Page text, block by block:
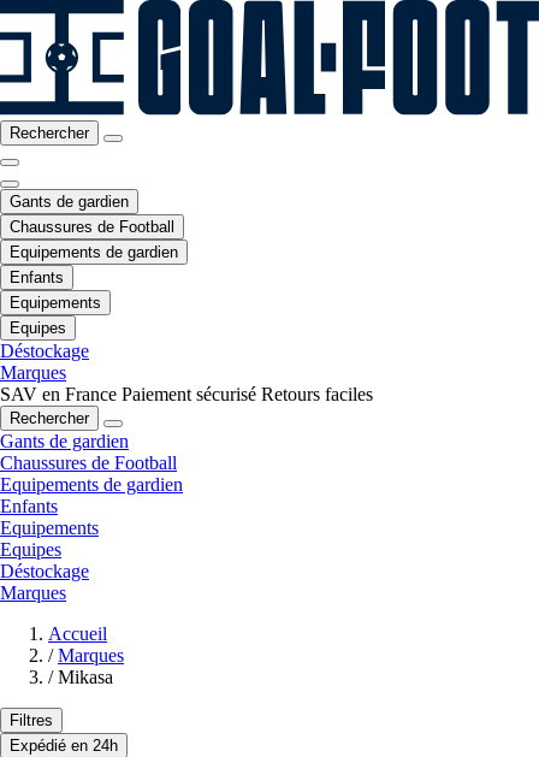
Rechercher
Gants de gardien
Chaussures de Football
Equipements de gardien
Enfants
Equipements
Equipes
Déstockage
Marques
SAV en France Paiement sécurisé Retours faciles
Rechercher
Gants de gardien
Chaussures de Football
Equipements de gardien
Enfants
Equipements
Equipes
Déstockage
Marques
Accueil
/ Marques
/ Mikasa
Filtres
Expédié en 24h